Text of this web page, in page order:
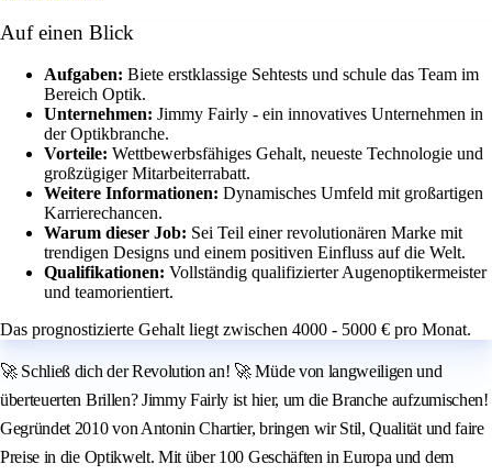
Auf einen Blick
Aufgaben: Biete erstklassige Sehtests und schule das Team im
Bereich Optik.
Unternehmen: Jimmy Fairly - ein innovatives Unternehmen in
der Optikbranche.
Vorteile: Wettbewerbsfähiges Gehalt, neueste Technologie und
großzügiger Mitarbeiterrabatt.
Weitere Informationen: Dynamisches Umfeld mit großartigen
Karrierechancen.
Warum dieser Job: Sei Teil einer revolutionären Marke mit
trendigen Designs und einem positiven Einfluss auf die Welt.
Qualifikationen: Vollständig qualifizierter Augenoptikermeister
und teamorientiert.
Das prognostizierte Gehalt liegt zwischen 4000 - 5000 € pro Monat.
🚀 Schließ dich der Revolution an! 🚀 Müde von langweiligen und
überteuerten Brillen? Jimmy Fairly ist hier, um die Branche aufzumischen!
Gegründet 2010 von Antonin Chartier, bringen wir Stil, Qualität und faire
Preise in die Optikwelt. Mit über 100 Geschäften in Europa und dem